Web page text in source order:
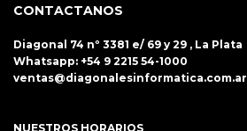
CONTACTANOS
Diagonal 74 nº 3381 e/ 69 y 29 , La Plata
Whatsapp: +54 9 2215 54-1000
ventas@diagonalesinformatica.com.ar
NUESTROS HORARIOS